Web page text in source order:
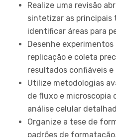
Realize uma revisão
sintetizar as principais
identificar áreas para
Desenhe
replicação e coleta
resultados confiáveis
Utilize metodologias
de fluxo e microscopia
análise celular
Organize a tese de
padrões de